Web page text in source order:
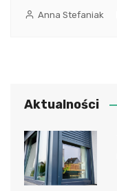
Anna Stefaniak
Aktualności